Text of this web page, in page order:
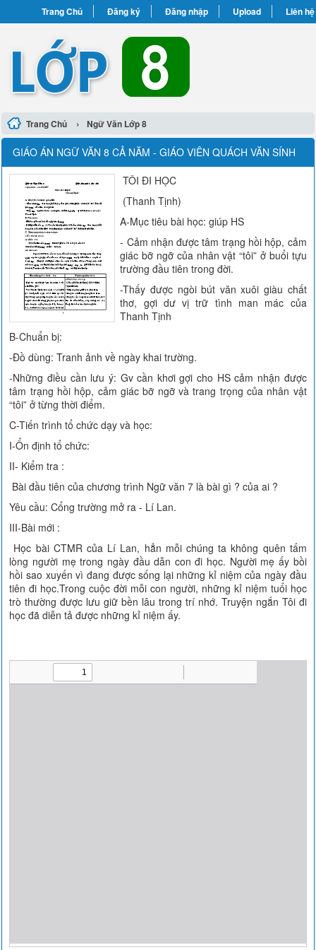
Trang Chủ Đăng ký Đăng nhập Upload Liên hệ
Trang Chủ › Ngữ Văn Lớp 8
GIÁO ÁN NGỮ VĂN 8 CẢ NĂM - GIÁO VIÊN QUÁCH VĂN SÍNH
TÔI ĐI HỌC
(Thanh Tịnh)
A-Mục tiêu bài học: giúp HS
- Cảm nhận được tâm trạng hồi hộp, cảm
giác bỡ ngỡ của nhân vật “tôi” ở buổi tựu
trường đầu tiên trong đời.
-Thấy được ngòi bút văn xuôi giàu chất
thơ, gợi dư vị trữ tình man mác của
Thanh Tịnh
B-Chuẩn bị:
-Đồ dùng: Tranh ảnh về ngày khai trường.
-Những điều cần lưu ý: Gv cần khơi gợi cho HS cảm nhận được
tâm trạng hồi hộp, cảm giác bỡ ngỡ và trang trọng của nhân vật
“tôi” ở từng thời điểm.
C-Tiến trình tổ chức dạy và học:
I-Ổn định tổ chức:
II- Kiểm tra :
Bài đầu tiên của chương trình Ngữ văn 7 là bài gì ? của ai ?
Yêu cầu: Cổng trường mở ra - Lí Lan.
III-Bài mới :
Học bài CTMR của Lí Lan, hẳn mỗi chúng ta không quên tấm
lòng người mẹ trong ngày đầu dẫn con đi học. Người mẹ ấy bồi
hồi sao xuyến vì đang được sống lại những kỉ niệm của ngày đầu
tiên đi học.Trong cuộc đời mỗi con người, những kỉ niệm tuổi học
trò thường được lưu giữ bền lâu trong trí nhớ. Truyện ngắn Tôi đi
học đã diễn tả được những kỉ niệm ấy.